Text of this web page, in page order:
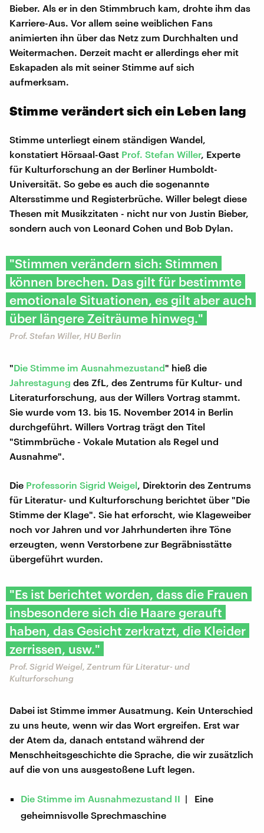
Bieber. Als er in den Stimmbruch kam, drohte ihm das
Karriere-Aus. Vor allem seine weiblichen Fans
animierten ihn über das Netz zum Durchhalten und
Weitermachen. Derzeit macht er allerdings eher mit
Eskapaden als mit seiner Stimme auf sich
aufmerksam.
Stimme verändert sich ein Leben lang
Stimme unterliegt einem ständigen Wandel,
konstatiert Hörsaal-Gast Prof. Stefan Willer, Experte
für Kulturforschung an der Berliner Humboldt-
Universität. So gebe es auch die sogenannte
Altersstimme und Registerbrüche. Willer belegt diese
Thesen mit Musikzitaten - nicht nur von Justin Bieber,
sondern auch von Leonard Cohen und Bob Dylan.
"Stimmen verändern sich: Stimmen
können brechen. Das gilt für bestimmte
emotionale Situationen, es gilt aber auch
über längere Zeiträume hinweg."
Prof. Stefan Willer, HU Berlin
"Die Stimme im Ausnahmezustand" hieß die
Jahrestagung des ZfL, des Zentrums für Kultur- und
Literaturforschung, aus der Willers Vortrag stammt.
Sie wurde vom 13. bis 15. November 2014 in Berlin
durchgeführt. Willers Vortrag trägt den Titel
"Stimmbrüche - Vokale Mutation als Regel und
Ausnahme".
Die Professorin Sigrid Weigel , Direktorin des Zentrums
für Literatur- und Kulturforschung berichtet über "Die
Stimme der Klage". Sie hat erforscht, wie Klageweiber
noch vor Jahren und vor Jahrhunderten ihre Töne
erzeugten, wenn Verstorbene zur Begräbnisstätte
übergeführt wurden.
"Es ist berichtet worden, dass die Frauen
insbesondere sich die Haare gerauft
haben, das Gesicht zerkratzt, die Kleider
zerrissen, usw."
Prof. Sigrid Weigel, Zentrum für Literatur- und
Kulturforschung
Dabei ist Stimme immer Ausatmung. Kein Unterschied
zu uns heute, wenn wir das Wort ergreifen. Erst war
der Atem da, danach entstand während der
Menschheitsgeschichte die Sprache, die wir zusätzlich
auf die von uns ausgestoßene Luft legen.
Die Stimme im Ausnahmezustand II | Eine
geheimnisvolle Sprechmaschine